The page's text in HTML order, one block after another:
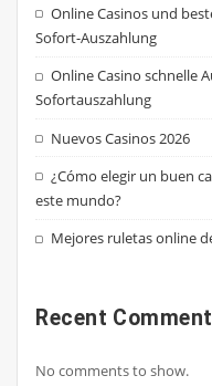
Online Casinos und
Sofort-Auszahlung
Online Casino schnelle
Sofortauszahlung
Nuevos Casinos 2026
¿Cómo elegir un buen
este mundo?
Mejores ruletas online
Recent
No comments to show.